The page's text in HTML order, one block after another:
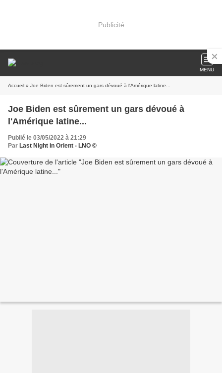
Publicité
MENU
Accueil » Joe Biden est sûrement un gars dévoué à l'Amérique latine...
Joe Biden est sûrement un gars dévoué à
l'Amérique latine...
Publié le 03/05/2022 à 21:29
Par Last Night in Orient - LNO ©